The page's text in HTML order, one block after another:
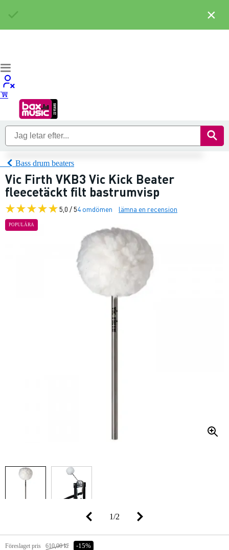
Bass drum beaters
Vic Firth VKB3 Vic Kick Beater
fleecetäckt filt bastrumvisp
5,0 / 54 omdömen lämna en recension
POPULÄRA
1/2
Föreslaget pris 610,00 kr -15%
×